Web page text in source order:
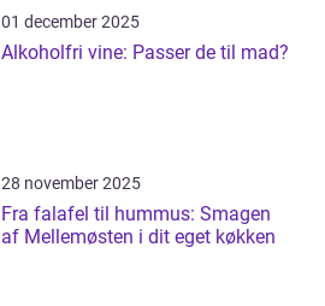
01 december 2025
Alkoholfri vine: Passer de til mad?
28 november 2025
Fra falafel til hummus: Smagen
af Mellemøsten i dit eget køkken